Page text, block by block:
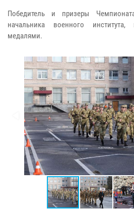
Победитель и призеры
начальника военного
медалями.